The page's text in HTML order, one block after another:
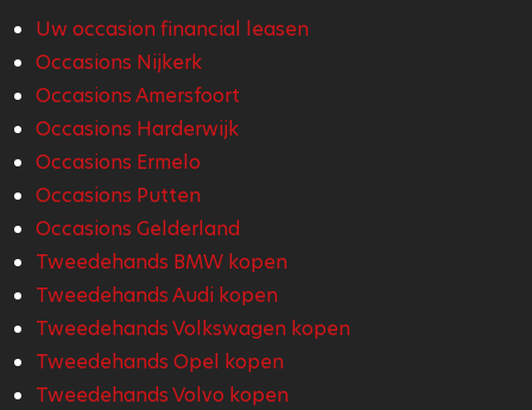
Uw occasion financial leasen
Occasions Nijkerk
Occasions Amersfoort
Occasions Harderwijk
Occasions Ermelo
Occasions Putten
Occasions Gelderland
Tweedehands BMW kopen
Tweedehands Audi kopen
Tweedehands Volkswagen kopen
Tweedehands Opel kopen
Tweedehands Volvo kopen